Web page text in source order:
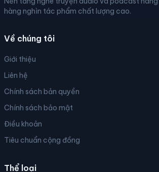
hàng nghìn tác phẩm chất lượng cao.
Về chúng tôi
Giới thiệu
Liên hệ
Chính sách bản quyền
Chính sách bảo mật
Điều khoản
Tiêu chuẩn cộng đồng
Thể loại